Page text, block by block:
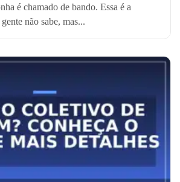
é chamado de bando. Essa é a
não sabe, mas...